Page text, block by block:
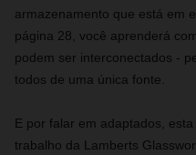
armazenamento que está em
página 28, você aprenderá
podem ser interconectados -
todos de uma única fonte.
E por falar em adaptados,
trabalho da Lamberts